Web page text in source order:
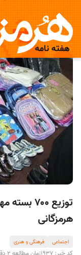
توزیع
هرمزگانی
اجتماعی فرهنگی و هنری